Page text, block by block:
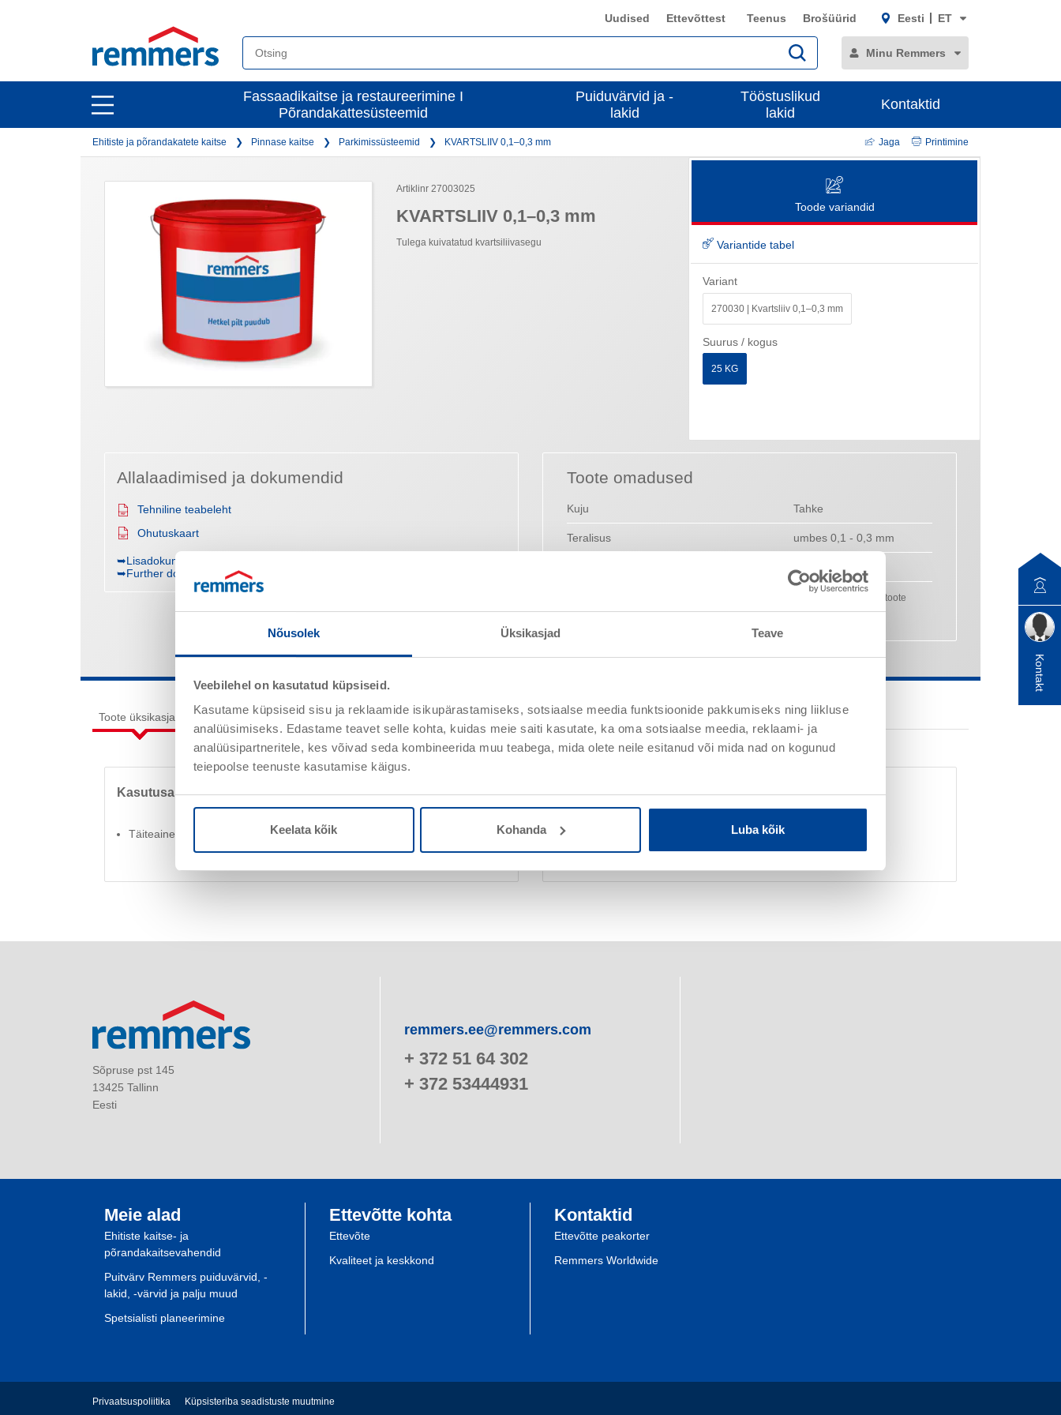
Nõusolek Üksikasjad Teave
Veebilehel on kasutatud küpsiseid.
Kasutame küpsiseid sisu ja reklaamide isikupärastamiseks, sotsiaalse meedia funktsioonide pakkumiseks ning liikluse
analüüsimiseks. Edastame teavet selle kohta, kuidas meie saiti kasutate, ka oma sotsiaalse meedia, reklaami- ja
analüüsipartneritele, kes võivad seda kombineerida muu teabega, mida olete neile esitanud või mida nad on kogunud
teiepoolse teenuste kasutamise käigus.
Keelata kõik Kohanda Luba kõik
open
main
navigation
Uudised Ettevõttest Teenus Brošüürid Eesti ET
Minu Remmers
open
main
Fassaadikaitse ja restaureerimine I
Põrandakattesüsteemid
Puiduvärvid ja -
lakid
Tööstuslikud
lakid
Kontaktid
Ehitiste ja põrandakatete kaitse Pinnase kaitse Parkimissüsteemid KVARTSLIIV 0,1–0,3 mm Jaga Printimine
Artiklinr 27003025
KVARTSLIIV 0,1–0,3 mm
Tulega kuivatatud kvartsiliivasegu
Toode variandid
Variantide tabel
Variant
270030 | Kvartsliiv 0,1–0,3 mm
Suurus / kogus
25 KG
Allalaadimised ja dokumendid
Tehniline teabeleht
Ohutuskaart
➥Lisadokumendid (nt hindamistõendid/aruanded) eri keeltes
➥Further documents (e.g. test certificates / reports) in different languages
Toote omadused
Kuju Tahke
Teralisus umbes 0,1 - 0,3 mm
1,5 g/cm³
Nimetatud väärtused on tüüpilised tooteomadused ja need ei ole siduvate toote
spetsifikatsioonidena mõistetavad.
Toote üksikasjad Töötlus Tarbimine / Rakenduse näited Juhised
Kasutusala
Täiteaine sobivatele Remmersi süsteemidele
Omadused
Tulega kuivatatud
Sõpruse pst 145
13425 Tallinn
Eesti
remmers.ee@remmers.com
+ 372 51 64 302
+ 372 53444931
Meie alad
Ehitiste kaitse- ja
põrandakaitsevahendid
Puitvärv Remmers puiduvärvid, -
lakid, -värvid ja palju muud
Spetsialisti planeerimine
Ettevõtte kohta
Ettevõte
Kvaliteet ja keskkond
Kontaktid
Ettevõtte peakorter
Remmers Worldwide
Privaatsuspoliitika Küpsisteriba seadistuste muutmine
Kontakt